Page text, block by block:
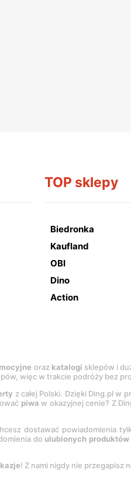
TOP sklepy
Biedronka
Kaufland
OBI
Dino
Action
oraz katalogi sklepów i
więc w trakcie podróży bez
z całej Polski. Dzięki Ding.pl w
piwa w okazyjnej cenie? Z
dostawać powiadomienia
do ulubionych produktów
! Z nami nigdy nie przegapisz